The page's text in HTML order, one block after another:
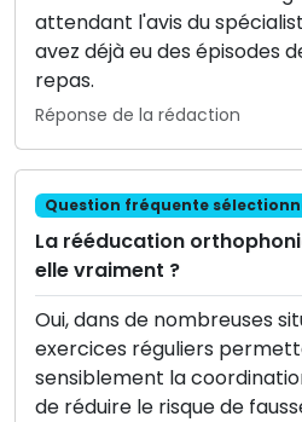
attendant l'avis du
avez déjà eu des épisodes
repas.
Réponse de la rédaction
Question fréquente
La rééducation
elle vraiment ?
Oui, dans de nombreuses
exercices réguliers
sensiblement la
de réduire le risque de